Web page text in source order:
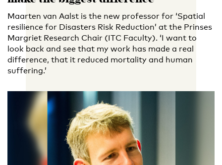
Maarten van Aalst is the new professor for ‘Spatial
resilience for Disasters Risk Reduction’ at the Prinses
Margriet Research Chair (ITC Faculty). ‘I want to
look back and see that my work has made a real
difference, that it reduced mortality and human
suffering.’